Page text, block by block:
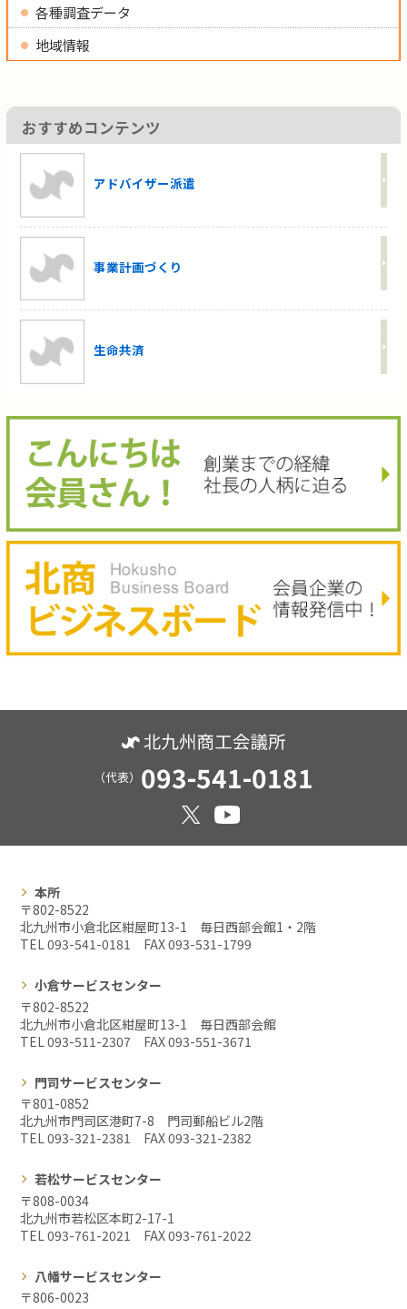
各種調査データ
地域情報
おすすめコンテンツ
アドバイザー派遣
事業計画づくり
生命共済
（代表） 093-541-0181
本所
〒802-8522
北九州市小倉北区紺屋町13-1 毎日西部会館1・2階
TEL 093-541-0181 FAX093-531-1799
小倉サービスセンター
〒802-8522
北九州市小倉北区紺屋町13-1 毎日西部会館
TEL 093-511-2307 FAX093-551-3671
門司サービスセンター
〒801-0852
北九州市門司区港町7-8 門司郵船ビル2階
TEL 093-321-2381 FAX093-321-2382
若松サービスセンター
〒808-0034
北九州市若松区本町2-17-1
TEL 093-761-2021 FAX093-761-2022
八幡サービスセンター
〒806-0023